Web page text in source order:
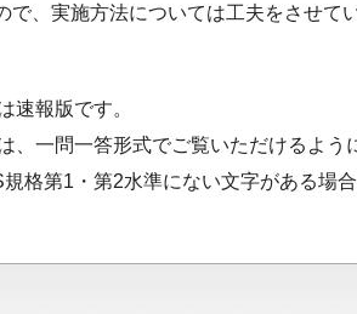
で、実施方法については工夫をさせて
速報版です。
、一問一答形式でご覧いただけるよ
格第1・第2水準にない文字がある場